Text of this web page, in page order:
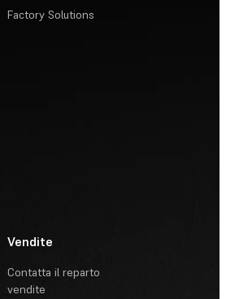
Factory Solutions
Vendite
Contatta il reparto
vendite